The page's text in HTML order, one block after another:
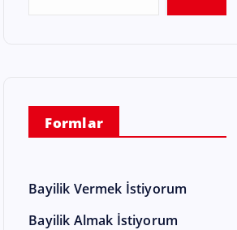
Formlar
Bayilik Vermek İstiyorum
Bayilik Almak İstiyorum